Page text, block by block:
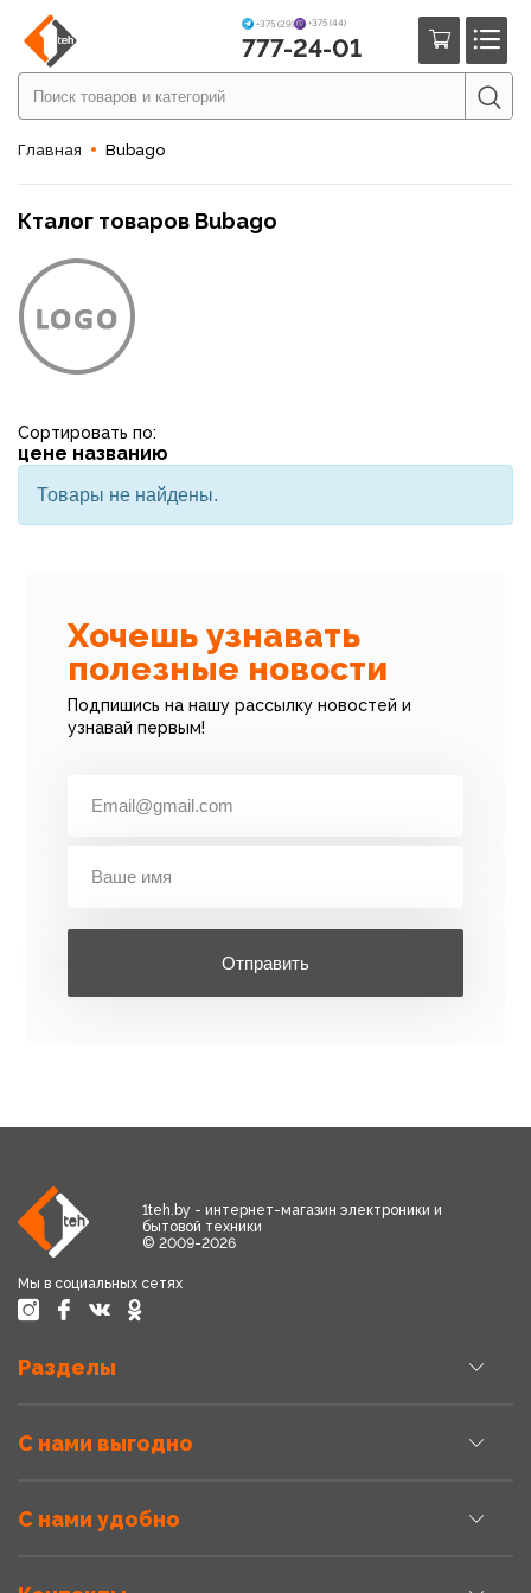
+375 (29) +375 (44)
777-24-01
Главная Bubago
Кталог товаров Bubago
Сортировать по:
цене названию
Товары не найдены.
Хочешь узнавать
полезные новости
Подпишись на нашу рассылку новостей и
узнавай первым!
Отправить
1teh.by - интернет-магазин электроники и
бытовой техники
© 2009-2026
Мы в социальных сетях
Разделы
С нами выгодно
С нами удобно